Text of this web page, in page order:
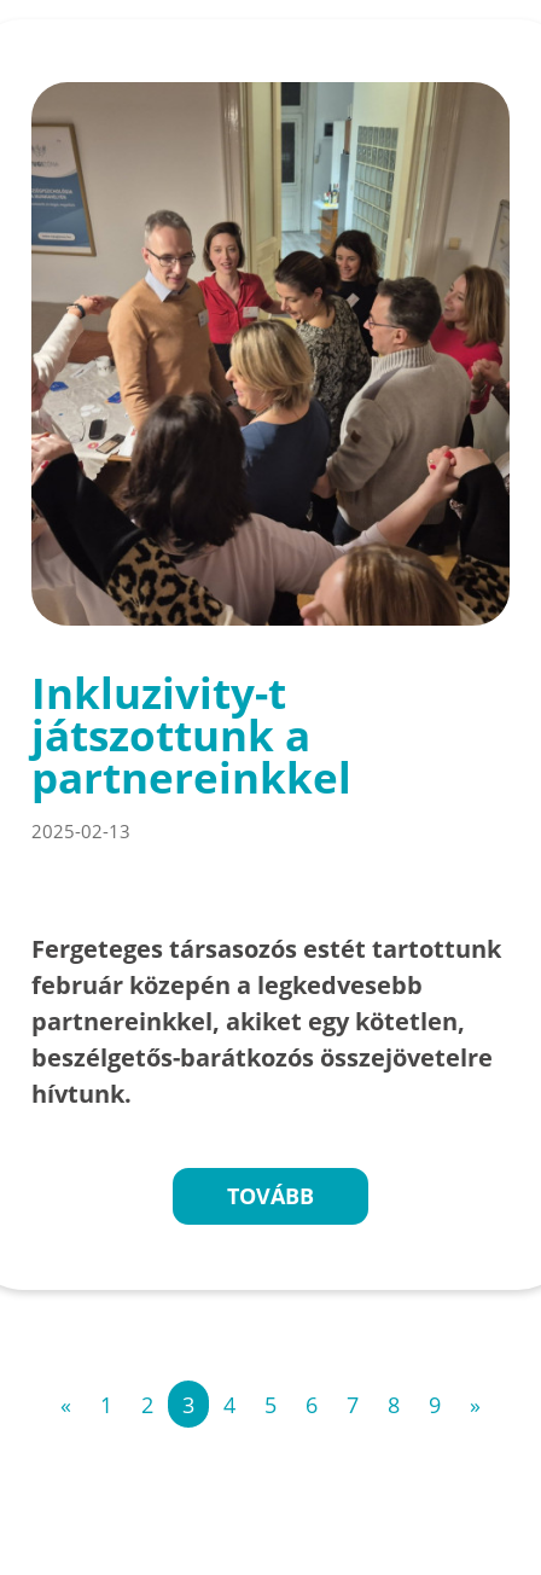
Inkluzivity-t
játszottunk a
partnereinkkel
2025-02-13
Fergeteges társasozós estét tartottunk
február közepén a legkedvesebb
partnereinkkel, akiket egy kötetlen,
beszélgetős-barátkozós összejövetelre
hívtunk.
TOVÁBB
« 1 2 3 4 5 6 7 8 9 »